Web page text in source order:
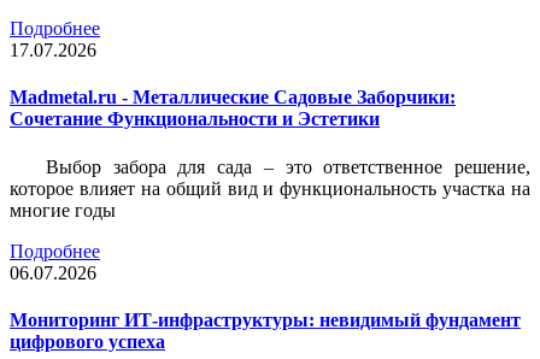
Подробнее
17.07.2026
Madmetal.ru - Металлические Садовые Заборчики:
Сочетание Функциональности и Эстетики
Выбор забора для сада – это ответственное решение,
которое влияет на общий вид и функциональность участка на
многие годы
Подробнее
06.07.2026
Мониторинг ИТ-инфраструктуры: невидимый фундамент
цифрового успеха